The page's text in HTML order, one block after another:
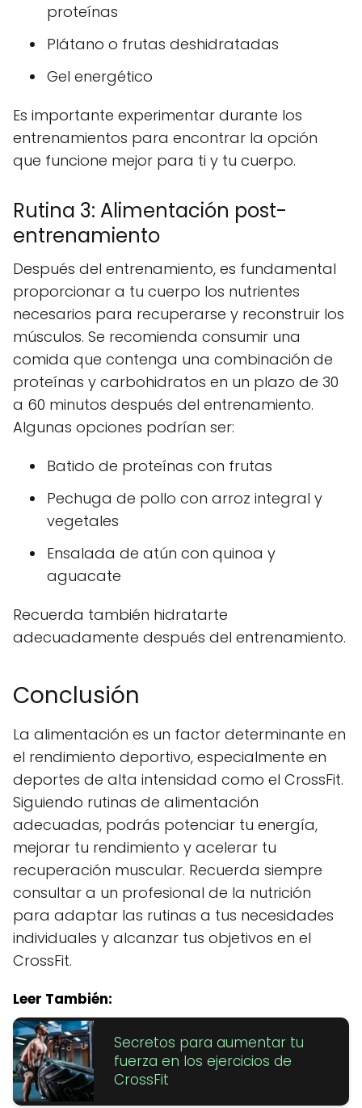
proteínas
Plátano o frutas deshidratadas
Gel energético
Es importante experimentar durante los
entrenamientos para encontrar la opción
que funcione mejor para ti y tu cuerpo.
Rutina 3: Alimentación post-
entrenamiento
Después del entrenamiento, es fundamental
proporcionar a tu cuerpo los nutrientes
necesarios para recuperarse y reconstruir los
músculos. Se recomienda consumir una
comida que contenga una combinación de
proteínas y carbohidratos en un plazo de 30
a 60 minutos después del entrenamiento.
Algunas opciones podrían ser:
Batido de proteínas con frutas
Pechuga de pollo con arroz integral y
vegetales
Ensalada de atún con quinoa y
aguacate
Recuerda también hidratarte
adecuadamente después del entrenamiento.
Conclusión
La alimentación es un factor determinante en
el rendimiento deportivo, especialmente en
deportes de alta intensidad como el CrossFit.
Siguiendo rutinas de alimentación
adecuadas, podrás potenciar tu energía,
mejorar tu rendimiento y acelerar tu
recuperación muscular. Recuerda siempre
consultar a un profesional de la nutrición
para adaptar las rutinas a tus necesidades
individuales y alcanzar tus objetivos en el
CrossFit.
Leer También:
Secretos para aumentar tu
fuerza en los ejercicios de
CrossFit